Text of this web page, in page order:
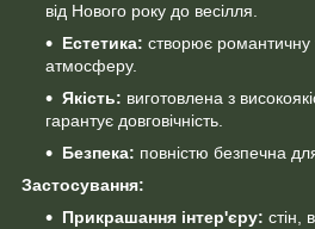
від Нового року до весілля.
Естетика: створює романтичну
атмосферу.
Якість: виготовлена з
гарантує довговічність.
Безпека: повністю безпечна
Застосування:
Прикрашання інтер'єру: стін,